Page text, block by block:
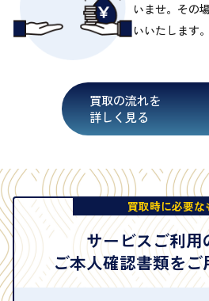
いませ。その
いいたします。
買取の流れを
詳しく見る
買取時に必要な
サービスご利用
ご本人確認書類をご